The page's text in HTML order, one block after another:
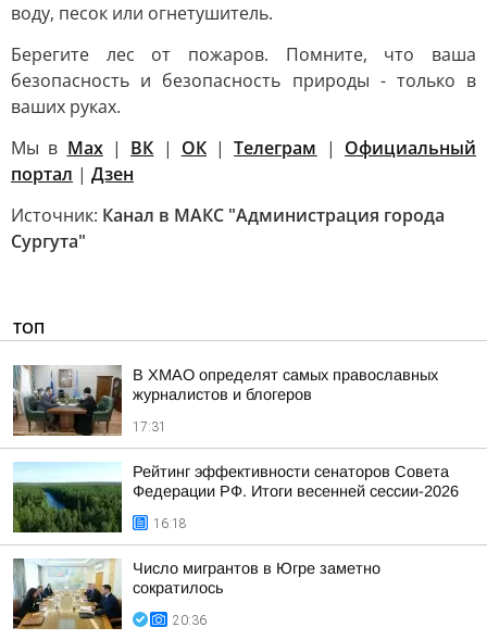
воду, песок или огнетушитель.
Берегите лес от пожаров. Помните, что ваша
безопасность и безопасность природы - только в
ваших руках.
Мы в Max| ВК | ОК|Телеграм | Официальный
портал | Дзен
Источник: Канал в МАКС "Администрация города
Сургута"
ТОП
В ХМАО определят самых православных
журналистов и блогеров
17:31
Рейтинг эффективности сенаторов Совета
Федерации РФ. Итоги весенней сессии-2026
16:18
Число мигрантов в Югре заметно
сократилось
20:36